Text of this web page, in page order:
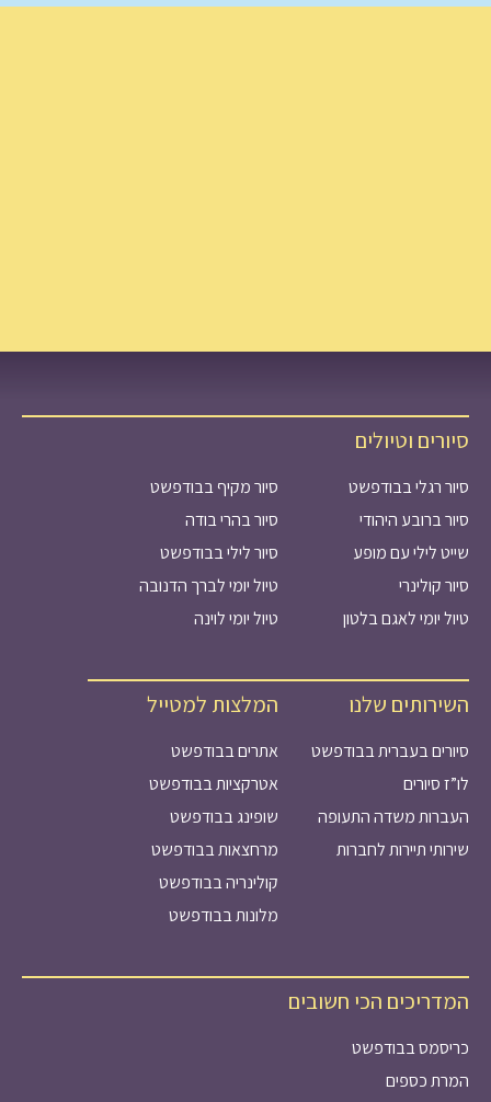
סיורים וטיולים
סיור רגלי בבודפשט
סיור מקיף בבודפשט
סיור ברובע היהודי
סיור בהרי בודה
שייט לילי עם מופע
סיור לילי בבודפשט
סיור קולינרי
טיול יומי לברך הדנובה
טיול יומי לאגם בלטון
טיול יומי לוינה
השירותים שלנו
סיורים בעברית בבודפשט
לו”ז סיורים
העברות משדה התעופה
שירותי תיירות לחברות
המלצות למטייל
אתרים בבודפשט
אטרקציות בבודפשט
שופינג בבודפשט
מרחצאות בבודפשט
קולינריה בבודפשט
מלונות בבודפשט
המדריכים הכי חשובים
כריסמס בבודפשט
המרת כספים